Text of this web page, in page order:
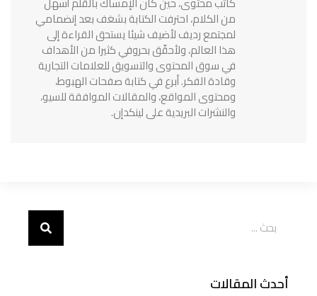
من الكلام، احترفت الكتابة بشغف بعد إنضمامي
لمجتمع رديف لأضيف شيئا يستحق القراءة إلى
هذا العالم، ولأحقّق بحروفي كثيرا من الأهداف
في سوق المحتوى والتسويق للعلامات التجارية
وقادة الفكر. أبرع في كتابة صفحات الهبوط،
ومحتوى المواقع، والمقالات الموافقة للسيو،
والنشرات البريدية على لينكدإن.
أحدث المقالات